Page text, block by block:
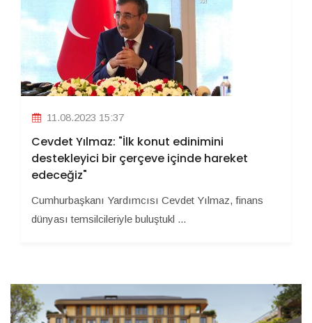
11.08.2023 15:37
Cevdet Yılmaz: "İlk konut edinimini
destekleyici bir çerçeve içinde hareket
edeceğiz"
Cumhurbaşkanı Yardımcısı Cevdet Yılmaz, finans
dünyası temsilcileriyle buluştukl ...